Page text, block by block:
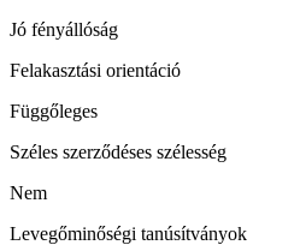
Jó fényállóság
Felakasztási orientáció
Függőleges
Széles szerződéses szélesség
Nem
Levegőminőségi tanúsítványok